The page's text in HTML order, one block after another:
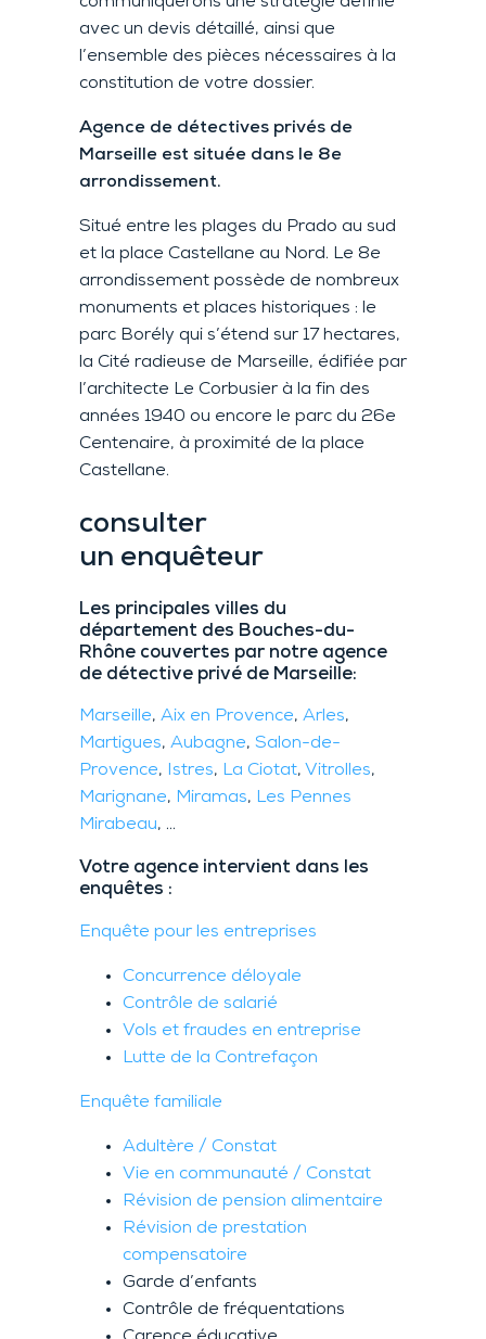
avec un devis détaillé, ainsi que
l’ensemble des pièces nécessaires à la
constitution de votre dossier.
Agence de détectives privés de
Marseille est située dans le 8e
arrondissement.
Situé entre les plages du Prado au sud
et la place Castellane au Nord. Le 8e
arrondissement possède de nombreux
monuments et places historiques : le
parc Borély qui s’étend sur 17 hectares,
la Cité radieuse de Marseille, édifiée par
l’architecte Le Corbusier à la fin des
années 1940 ou encore le parc du 26e
Centenaire, à proximité de la place
Castellane.
consulter
un enquêteur
Les principales villes du
département des Bouches-du-
Rhône couvertes par notre agence
de détective privé de Marseille:
Marseille, Aix en Provence, Arles,
Martigues, Aubagne, Salon-de-
Provence, Istres, La Ciotat, Vitrolles,
Marignane, Miramas, Les Pennes
Mirabeau, …
Votre agence intervient dans les
enquêtes :
Enquête pour les entreprises
Concurrence déloyale
Contrôle de salarié
Vols et fraudes en entreprise
Lutte de la Contrefaçon
Enquête familiale
Adultère / Constat
Vie en communauté / Constat
Révision de pension alimentaire
Révision de prestation
compensatoire
Garde d’enfants
Contrôle de fréquentations